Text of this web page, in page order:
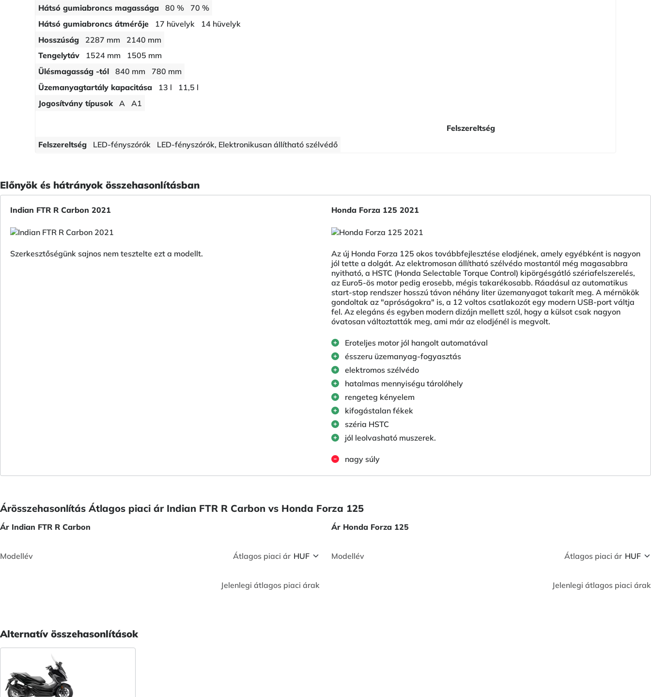
Hátsó gumiabroncs magassága
80 %
70 %
Hátsó gumiabroncs átmérője
17 hüvelyk
14 hüvelyk
Hosszúság
2287 mm
2140 mm
Tengelytáv
1524 mm
1505 mm
Ülésmagasság -tól
840 mm
780 mm
Üzemanyagtartály kapacitása
13 l
11,5 l
Jogosítvány típusok
A A1
Felszereltség
Felszereltség
LED-fényszórók LED-fényszórók, Elektronikusan állítható szélvédő
Előnyök és hátrányok összehasonlításban
Indian FTR R Carbon 2021
Szerkesztőségünk sajnos nem tesztelte ezt a modellt.
Honda Forza 125 2021
Az új Honda Forza 125 okos továbbfejlesztése elodjének, amely egyébként is nagyon
jól tette a dolgát. Az elektromosan állítható szélvédo mostantól még magasabbra
nyitható, a HSTC (Honda Selectable Torque Control) kipörgésgátló szériafelszerelés,
az Euro5-ös motor pedig erosebb, mégis takarékosabb. Ráadásul az automatikus
start-stop rendszer hosszú távon néhány liter üzemanyagot takarít meg. A mérnökök
gondoltak az "apróságokra" is, a 12 voltos csatlakozót egy modern USB-port váltja
fel. Az elegáns és egyben modern dizájn mellett szól, hogy a külsot csak nagyon
óvatosan változtatták meg, ami már az elodjénél is megvolt.
Eroteljes motor jól hangolt automatával
ésszeru üzemanyag-fogyasztás
elektromos szélvédo
hatalmas mennyiségu tárolóhely
rengeteg kényelem
kifogástalan fékek
széria HSTC
jól leolvasható muszerek.
nagy súly
Árösszehasonlítás Átlagos piaci ár Indian FTR R Carbon vs Honda Forza 125
Ár Indian FTR R Carbon
Modellév Átlagos piaci ár
Jelenlegi átlagos piaci árak
Ár Honda Forza 125
Modellév Átlagos piaci ár
Jelenlegi átlagos piaci árak
Alternatív összehasonlítások